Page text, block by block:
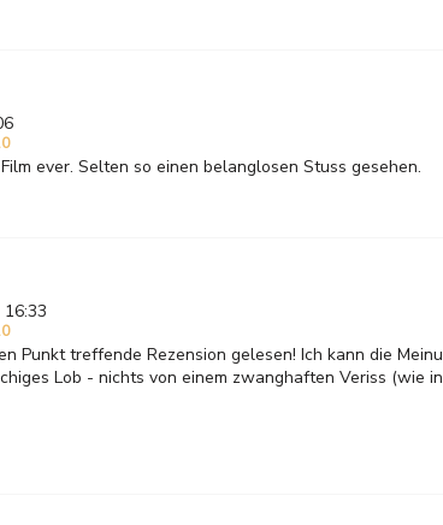
ever. Selten so einen belanglosen Stuss gesehen.
Punkt treffende Rezension gelesen! Ich kann die
Lob - nichts von einem zwanghaften Veriss (wie